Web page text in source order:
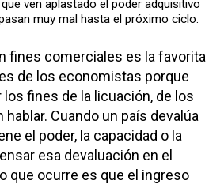
ven aplastado el poder adquisitivo
muy mal hasta el próximo ciclo.
fines comerciales es la favorita
de los economistas porque
fines de la licuación, de los
Cuando un país devalúa
el poder, la capacidad o la
esa devaluación en el
que ocurre es que el ingreso